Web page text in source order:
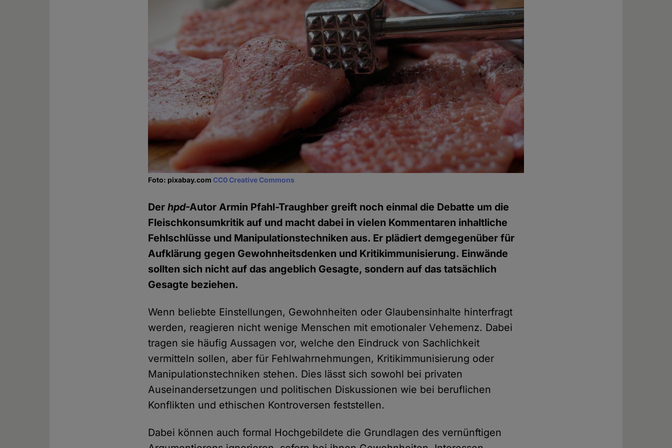
Foto: pixabay.comCC0 Creative Commons
Derhpd-Autor Armin Pfahl-Traughber greift noch einmal die Debatte um die
Fleischkonsumkritik auf und macht dabei in vielen Kommentaren inhaltliche
Fehlschlüsse und Manipulationstechniken aus. Er plädiert demgegenüber für
Aufklärung gegen Gewohnheitsdenken und Kritikimmunisierung. Einwände
sollten sich nicht auf das angeblich Gesagte, sondern auf das tatsächlich
Gesagte beziehen.
Wenn beliebte Einstellungen, Gewohnheiten oder Glaubensinhalte hinterfragt
werden, reagieren nicht wenige Menschen mit emotionaler Vehemenz. Dabei
tragen sie häufig Aussagen vor, welche den Eindruck von Sachlichkeit
vermitteln sollen, aber für Fehlwahrnehmungen, Kritikimmunisierung oder
Manipulationstechniken stehen. Dies lässt sich sowohl bei privaten
Auseinandersetzungen und politischen Diskussionen wie bei beruflichen
Konflikten und ethischen Kontroversen feststellen.
Dabei können auch formal Hochgebildete die Grundlagen des vernünftigen